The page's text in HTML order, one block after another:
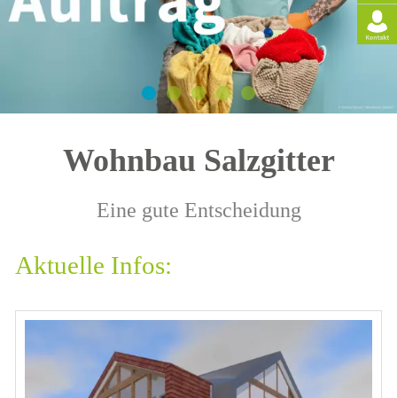
Wohnbau Salzgitter
Eine gute Entscheidung
Aktuelle Infos: